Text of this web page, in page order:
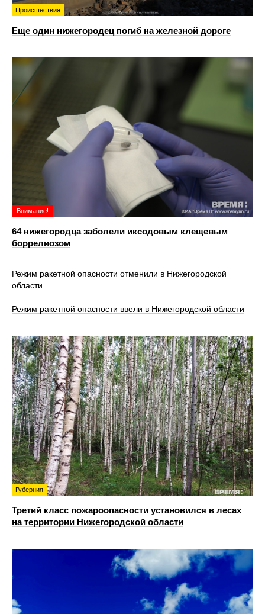
Происшествия
Еще один нижегородец погиб на железной дороге
Внимание!
64 нижегородца заболели иксодовым клещевым
боррелиозом
Режим ракетной опасности отменили в Нижегородской
области
Режим ракетной опасности ввели в Нижегородской области
Губерния
Третий класс пожароопасности установился в лесах
на территории Нижегородской области